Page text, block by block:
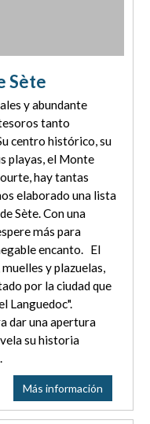
Sète
y abundante
tanto
centro histórico, su
playas, el Monte
hay tantas
elaborado una lista
Sète. Con una
más para
encanto. El
y plazuelas,
por la ciudad que
Languedoc".
dar una apertura
su historia
Más información